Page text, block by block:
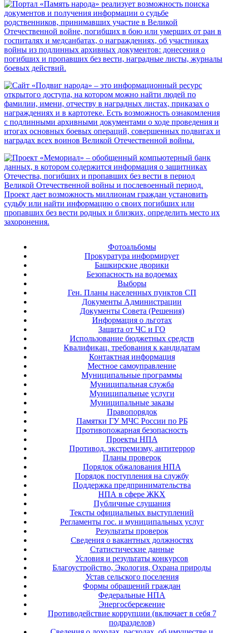
Фотоальбомы
Прокуратура информирует
Башкирские дворики
Безопасность на водоемах
Выборы
Ген. Планы населенных пунктов СП
Документы Администрации
Документы Совета (Решения)
Информация о льготах
Защита от ЧС и ГО
Использование бюджетных средств
Квалификац. требования к кандидатам
Контактная информация
Местное самоуправление
Муниципальные программы
Муниципальная служба
Муниципальные услуги
Муниципальные заказы
Правопорядок
Памятки ГУ МЧС России по РБ
Противопожарная безопасность
Проекты НПА
Противод. экстремизму, антитеррор
Планы проверок
Порядок обжалования НПА
Порядок поступления на службу
Поддержка предпринимательства
НПА в сфере ЖКХ
Публичные слушания
Тексты официальных выступлений
Регламенты гос. и муниципальных услуг
Результаты проверок
Сведения о вакантных должностях
Статистические данные
Условия и результаты конкурсов
Благоустройство, Экология, Охрана природы
Устав сельского поселения
Формы обращений граждан
Федеральные НПА
Энергосбережение
Противодействие коррупции (включает в себя 7
подразделов)